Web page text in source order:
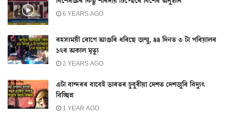
6 YEARS AGO
ৰহস্যময়ী ৰোগে আগুৰি ধৰিছে জম্মু, ৪৪ দিনত ৩ টা পৰিয়ালৰ
১৭ৰ অকাল মৃত্যু
2 YEARS AGO
এটা বান্দৰৰ বাবেই ভাৰতৰ চুবুৰীয়া দেশত দেশজুৰি বিদ্যুৎ
বিচ্ছিন্ন
1 YEAR AGO